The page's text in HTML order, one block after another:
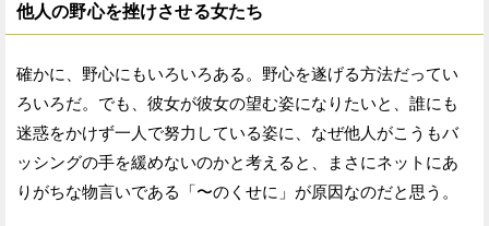
他人の野心を挫けさせる女たち
確かに、野心にもいろいろある。野心を遂げる方法だってい
ろいろだ。でも、彼女が彼女の望む姿になりたいと、誰にも
迷惑をかけず一人で努力している姿に、なぜ他人がこうもバ
ッシングの手を緩めないのかと考えると、まさにネットにあ
りがちな物言いである「〜のくせに」が原因なのだと思う。